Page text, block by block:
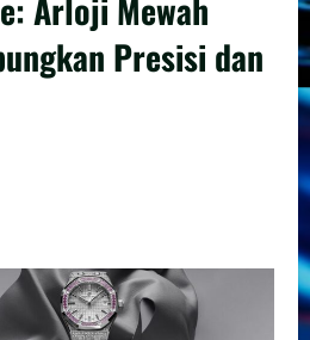
Arloji Mewah
Presisi dan